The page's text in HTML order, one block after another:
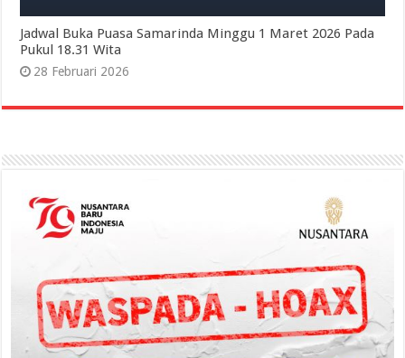
Jadwal Buka Puasa Samarinda Minggu 1 Maret 2026 Pada
Pukul 18.31 Wita
28 Februari 2026